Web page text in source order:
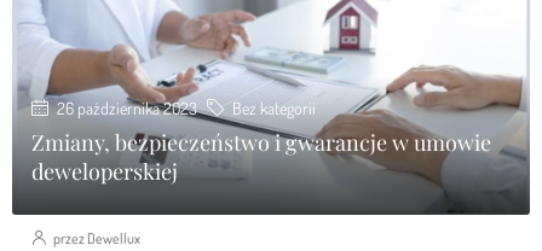
26 października 2023 Bez kategorii
Zmiany, bezpieczeństwo i gwarancje w umowie
deweloperskiej
przez Dewellux